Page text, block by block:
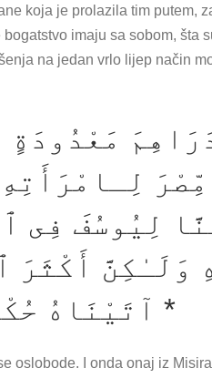
koja je prolazila tim putem,
imaju sa sobom, šta
na jedan vrlo lijep način
لِيُوسُفَ فِى
وَلَـٰكِنَّ أَكْثَرَ
آتَيْنَاهُ حُكْماً وَعِلْماً وَكَذٰلِكَ نَجْزِى ٱلْمُحْسِنِينَ *
oslobode. I onda onaj iz